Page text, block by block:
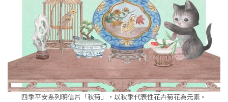
四季平安系列明信片「秋菊」，以秋季代表性花卉菊花為元素。